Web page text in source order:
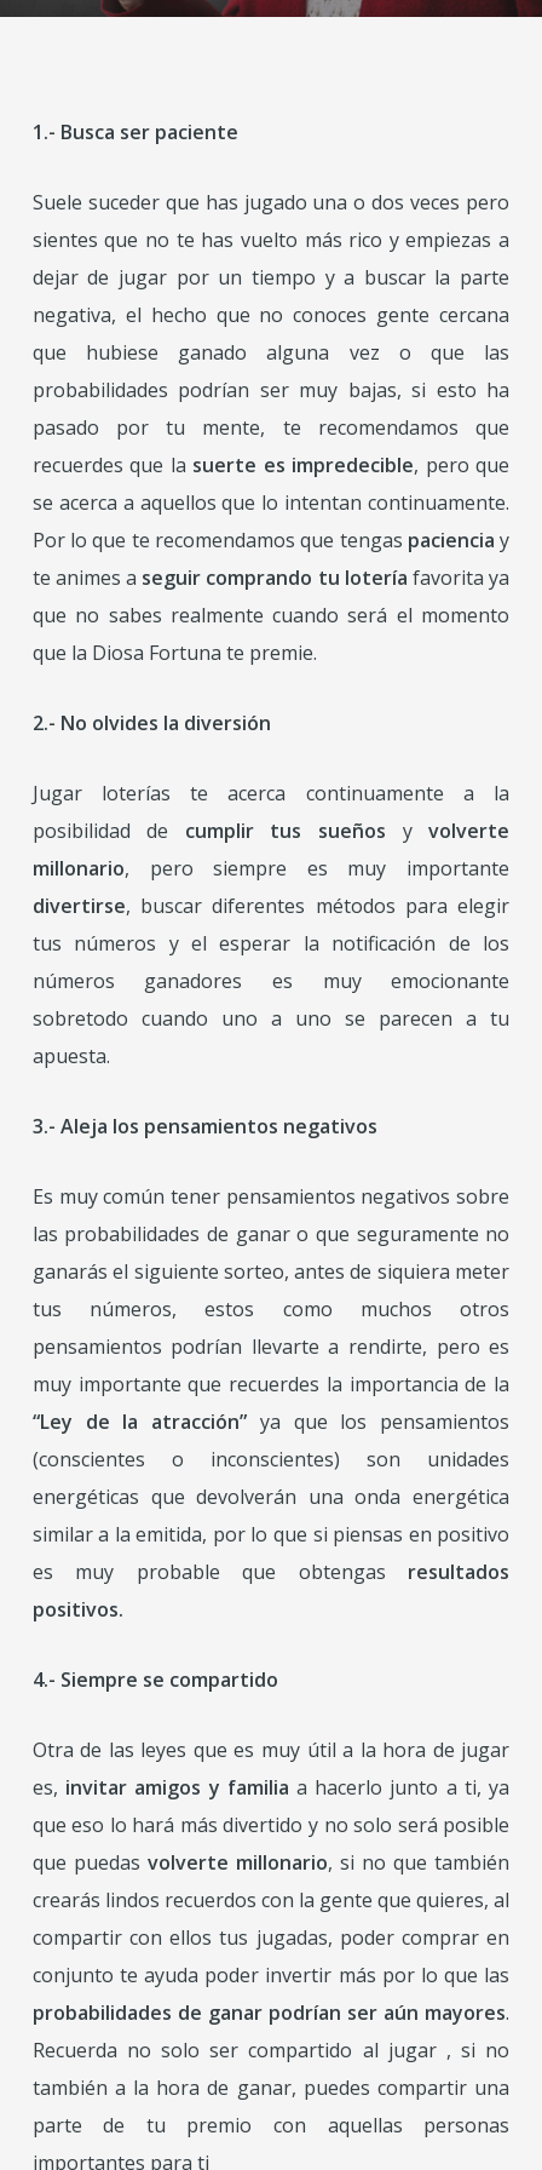
1.- Busca ser paciente
Suele suceder que has jugado una o dos veces pero
sientes que no te has vuelto más rico y empiezas a
dejar de jugar por un tiempo y a buscar la parte
negativa, el hecho que no conoces gente cercana
que hubiese ganado alguna vez o que las
probabilidades podrían ser muy bajas, si esto ha
pasado por tu mente, te recomendamos que
recuerdes que la suerte es impredecible, pero que
se acerca a aquellos que lo intentan continuamente.
Por lo que te recomendamos que tengas paciencia y
te animes a seguir comprando tu lotería favorita ya
que no sabes realmente cuando será el momento
que la Diosa Fortuna te premie.
2.- No olvides la diversión
Jugar loterías te acerca continuamente a la
posibilidad de cumplir tus sueños yvolverte
millonario, pero siempre es muy importante
divertirse, buscar diferentes métodos para elegir
tus números y el esperar la notificación de los
números ganadores es muy emocionante
sobretodo cuando uno a uno se parecen a tu
apuesta.
3.- Aleja los pensamientos negativos
Es muy común tener pensamientos negativos sobre
las probabilidades de ganar o que seguramente no
ganarás el siguiente sorteo, antes de siquiera meter
tus números, estos como muchos otros
pensamientos podrían llevarte a rendirte, pero es
muy importante que recuerdes la importancia de la
“Ley de la atracción” ya que los pensamientos
(conscientes o inconscientes) son unidades
energéticas que devolverán una onda energética
similar a la emitida, por lo que si piensas en positivo
es muy probable que obtengas resultados
positivos.
4.- Siempre se compartido
Otra de las leyes que es muy útil a la hora de jugar
es, invitar amigos y familia a hacerlo junto a ti, ya
que eso lo hará más divertido y no solo será posible
que puedas volverte millonario, si no que también
crearás lindos recuerdos con la gente que quieres, al
compartir con ellos tus jugadas, poder comprar en
conjunto te ayuda poder invertir más por lo que las
probabilidades de ganar podrían ser aún mayores.
Recuerda no solo ser compartido al jugar , si no
también a la hora de ganar, puedes compartir una
parte de tu premio con aquellas personas
importantes para ti